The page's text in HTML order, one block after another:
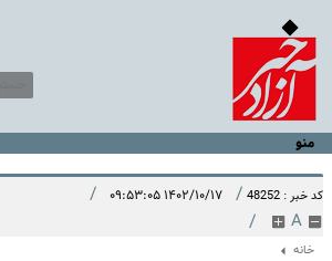
منو
کد خبر : 48252 / ۱۴۰۲/۱۰/۱۷ ۰۹:۵۳:۰۵ /
A
/
خانه